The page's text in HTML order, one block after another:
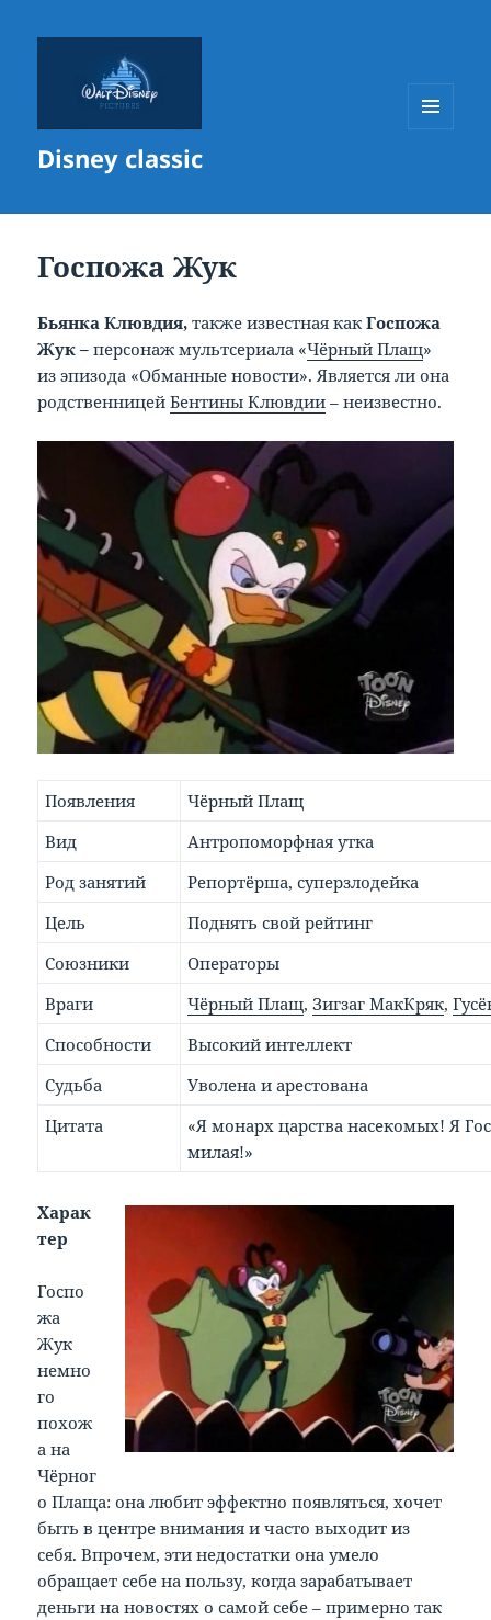
Disney classic
Госпожа Жук
Бьянка Клювдия,также известная какГоспожа
Жук –персонаж мультсериала «Чёрный Плащ»
из эпизода «Обманные новости». Является ли она
родственницейБентины Клювдии – неизвестно.
Появления
Чёрный Плащ
Вид
Антропоморфная утка
Род занятий
Репортёрша, суперзлодейка
Цель
Поднять свой рейтинг
Союзники
Операторы
Враги
Чёрный Плащ,Зигзаг МакКряк,
Способности
Высокий интеллект
Судьба
Уволена и арестована
Цитата
«Я монарх царства насекомых! Я
милая!»
Харак
тер
Госпо
жа
Жук
немно
го
похож
а на
Чёрног
о Плаща: она любит эффектно появляться, хочет
быть в центре внимания и часто выходит из
себя. Впрочем, эти недостатки она умело
обращает себе на пользу, когда зарабатывает
деньги на новостях о самой себе – примерно так